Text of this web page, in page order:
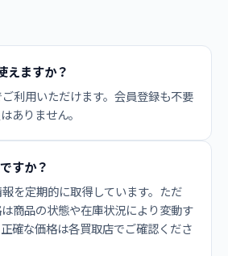
えますか？
利用いただけます。会員登録も不要
ありません。
すか？
を定期的に取得しています。ただ
商品の状態や在庫状況により変動す
確な価格は各買取店でご確認くださ